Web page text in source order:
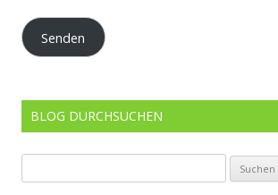
Adresse
Senden
BLOG DURCHSUCHEN
nach: